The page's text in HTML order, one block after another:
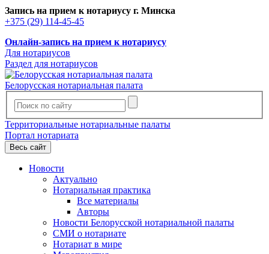
Запись на прием к нотариусу г. Минска
+375 (29) 114-45-45
Онлайн-запись на прием к нотариусу
Для нотариусов
Раздел для нотариусов
Белорусская нотариальная палата
Территориальные нотариальные палаты
Портал нотариата
Весь сайт
Новости
Актуально
Нотариальная практика
Все материалы
Авторы
Новости Белорусской нотариальной палаты
СМИ о нотариате
Нотариат в мире